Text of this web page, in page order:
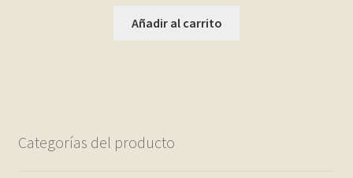
Añadir al carrito
Categorías del producto